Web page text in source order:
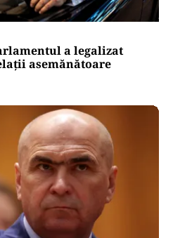
a legalizat
asemănătoare